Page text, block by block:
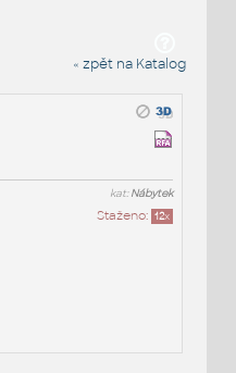
« zpět na Katalog
kat:Nábytek
Staženo: 12x